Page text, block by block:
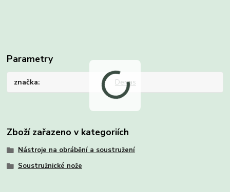
Parametry
značka Denas
Zboží zařazeno v kategoriích
Nástroje na obrábění a soustružení
Soustružnické nože